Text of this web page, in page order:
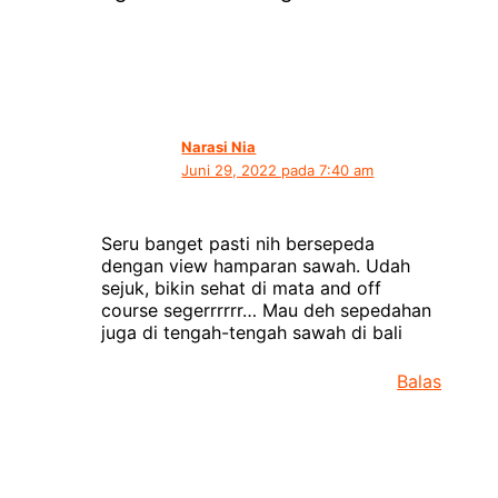
Narasi Nia
Juni 29, 2022 pada 7:40 am
Seru banget pasti nih bersepeda
dengan view hamparan sawah. Udah
sejuk, bikin sehat di mata and off
course segerrrrrr… Mau deh sepedahan
juga di tengah-tengah sawah di bali
Balas